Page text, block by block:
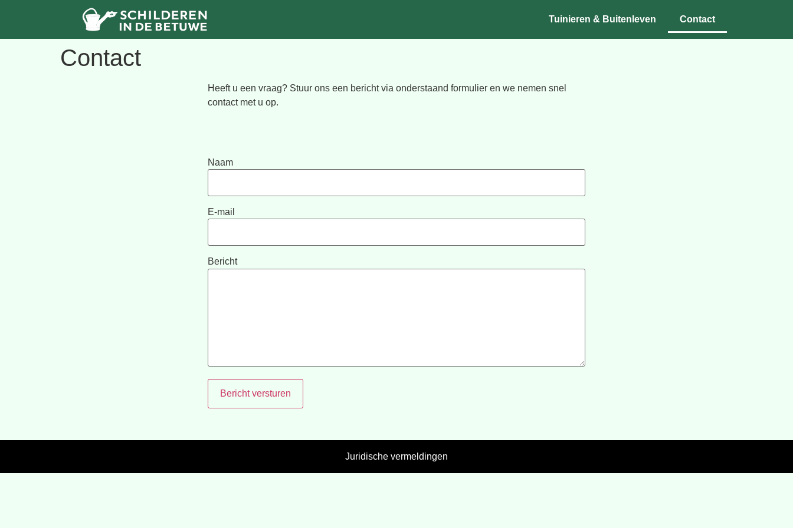
Tuinieren & Buitenleven Contact
Contact
Heeft u een vraag? Stuur ons een bericht via onderstaand formulier en we nemen snel
contact met u op.
Naam
E-mail
Bericht
Bericht versturen
Juridische vermeldingen